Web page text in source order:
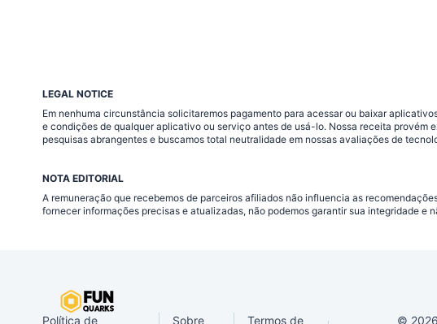
LEGAL NOTICE
Em nenhuma circunstância solicitaremos pagamento para acessar ou baixar
e condições de qualquer aplicativo ou serviço antes de usá-lo. Nossa receita provém
pesquisas abrangentes e buscamos total neutralidade em nossas avaliações de
NOTA EDITORIAL
A remuneração que recebemos de parceiros afiliados não influencia as
fornecer informações precisas e atualizadas, não podemos garantir sua integridade e
Política de Sobre Termos de © 2026